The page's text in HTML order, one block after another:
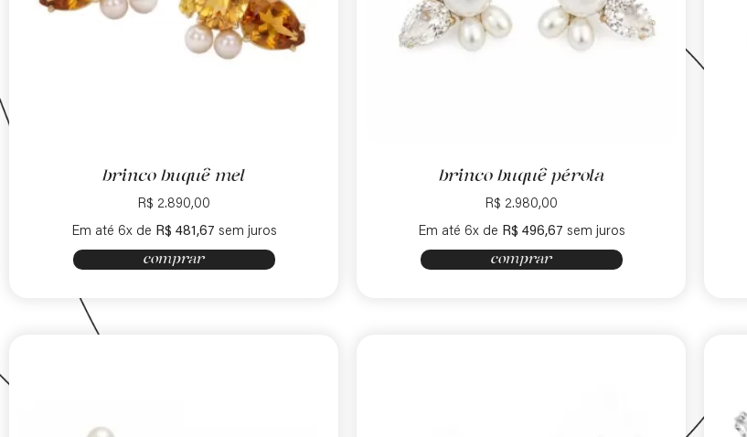
brinco buquê mel
R$ 2.890,00
Em até 6x de R$ 481,67 sem juros
comprar
brinco buquê pérola
R$ 2.980,00
Em até 6x de R$ 496,67 sem juros
comprar